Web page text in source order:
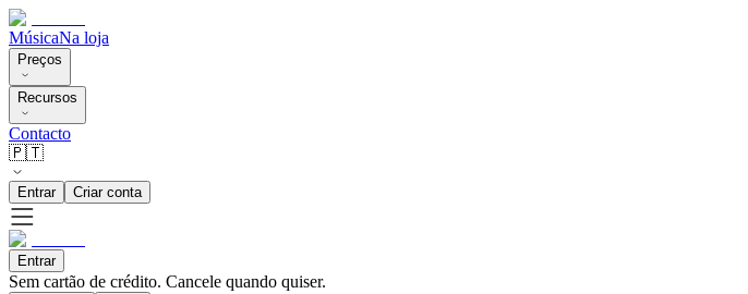
MúsicaNa loja
Preços
Recursos
Contacto
🇵🇹
Entrar Criar conta
Entrar
Sem cartão de crédito. Cancele quando quiser.